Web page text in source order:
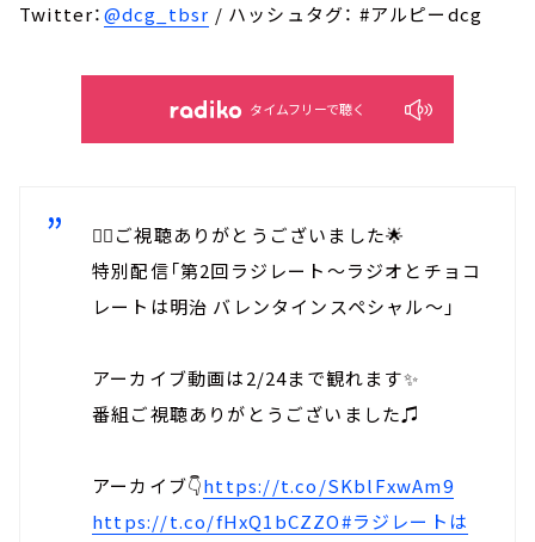
Twitter：@dcg_tbsr / ハッシュタグ： #アルピーdcg
タイムフリーで聴く
🙋‍♀️ご視聴ありがとうございました🌟
特別配信「第2回ラジレート～ラジオとチョコ
レートは明治 バレンタインスペシャル～」
アーカイブ動画は2/24まで観れます✨
番組ご視聴ありがとうございました♫
アーカイブ👇https://t.co/SKblFxwAm9
https://t.co/fHxQ1bCZZO#ラジレートは